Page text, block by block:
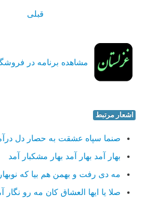
قبلی
مشاهده برنامه در
اشعار مرتبط
صنما سپاه عشقت به حصار دل
بهار آمد بهار آمد بهار مشكبار آمد
مه دی رفت و بهمن هم بیا كه
صلا یا ایها العشاق كان مه رو نگار